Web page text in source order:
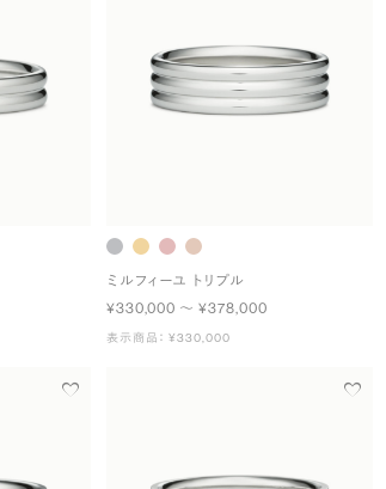
ミルフィーユ トリプル
¥330,000 〜 ¥378,000
表示商品： ¥330,000